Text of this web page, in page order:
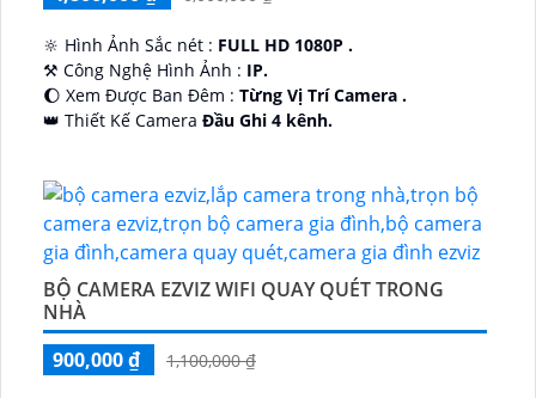
🔆 Hình Ảnh Sắc nét : FULL HD 1080P .
⚒ Công Nghệ Hình Ảnh : IP.
🌔 Xem Được Ban Đêm : Từng Vị Trí Camera .
👑 Thiết Kế Camera Đầu Ghi 4 kênh.
BỘ CAMERA EZVIZ WIFI QUAY QUÉT TRONG
NHÀ
900,000 ₫
1,100,000 ₫